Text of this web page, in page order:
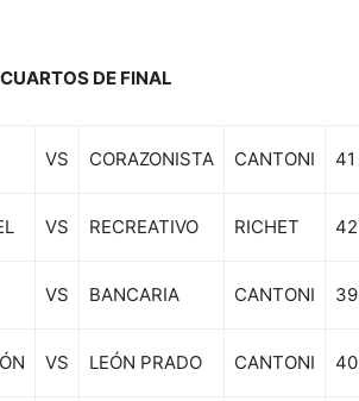
DE FINAL
VS CORAZONISTA CANTONI 41
VS RECREATIVO RICHET 42
VS BANCARIA CANTONI 39
VS LEÓN PRADO CANTONI 40